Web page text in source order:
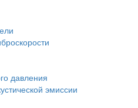
давления
эмиссии